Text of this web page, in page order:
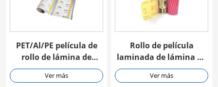
PET/Al/PE película de
rollo de lámina de
aluminio fácil de
desgarrar
Ver más
Rollo de película
laminada de lámina de
aluminio fácil de
desgarrar
Ver más